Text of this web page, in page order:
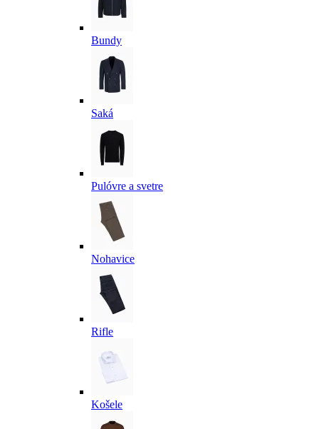
Bundy
Saká
Pulóvre a svetre
Nohavice
Rifle
Košele